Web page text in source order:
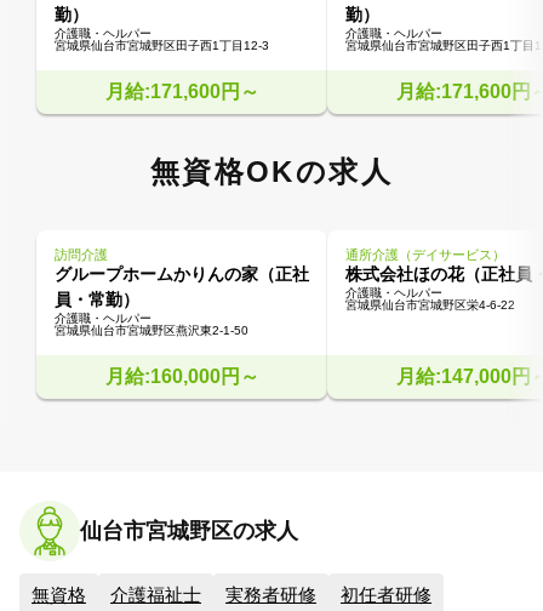
勤）
介護職・ヘルパー
宮城県仙台市宮城野区田子西1丁目12-3
月給:171,600円～
勤）
介護職・ヘルパー
宮城県仙台市宮城野区田子西1丁目
月給:171,600円
無資格OKの求人
訪問介護
グループホームかりんの家（正社
員・常勤）
介護職・ヘルパー
宮城県仙台市宮城野区燕沢東2-1-50
月給:160,000円～
通所介護（デイサービス）
株式会社ほの花（正社員
介護職・ヘルパー
宮城県仙台市宮城野区栄4-6-22
月給:147,000円
仙台市宮城野区の求人
無資格 介護福祉士 実務者研修 初任者研修